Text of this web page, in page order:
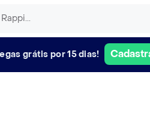
grátis por 15 dias!